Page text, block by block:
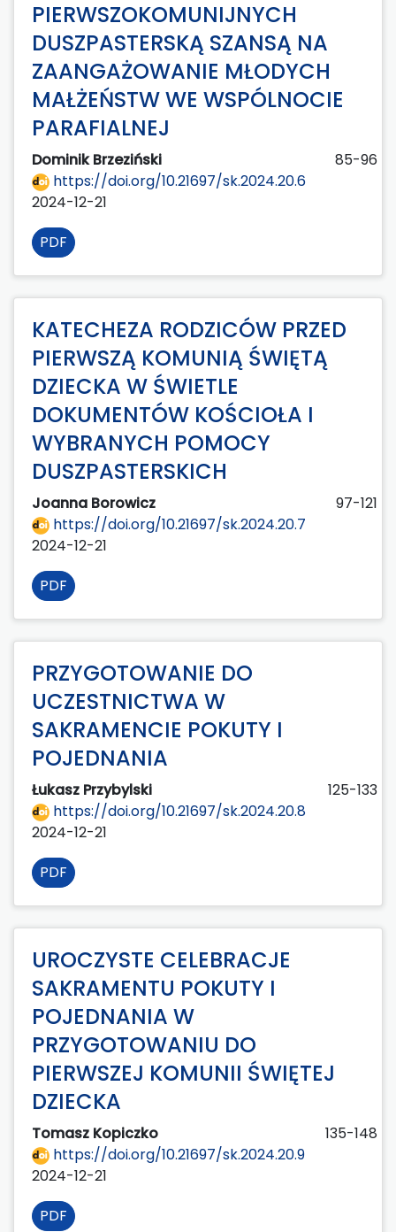
PIERWSZOKOMUNIJNYCH
DUSZPASTERSKĄ SZANSĄ NA
ZAANGAŻOWANIE MŁODYCH
MAŁŻEŃSTW WE WSPÓLNOCIE
PARAFIALNEJ
Dominik Brzeziński
85-96
https://doi.org/10.21697/sk.2024.20.6
2024-12-21
PDF
KATECHEZA RODZICÓW PRZED
PIERWSZĄ KOMUNIĄ ŚWIĘTĄ
DZIECKA W ŚWIETLE
DOKUMENTÓW KOŚCIOŁA I
WYBRANYCH POMOCY
DUSZPASTERSKICH
Joanna Borowicz
97-121
https://doi.org/10.21697/sk.2024.20.7
2024-12-21
PDF
PRZYGOTOWANIE DO
UCZESTNICTWA W
SAKRAMENCIE POKUTY I
POJEDNANIA
Łukasz Przybylski
125-133
https://doi.org/10.21697/sk.2024.20.8
2024-12-21
PDF
UROCZYSTE CELEBRACJE
SAKRAMENTU POKUTY I
POJEDNANIA W
PRZYGOTOWANIU DO
PIERWSZEJ KOMUNII ŚWIĘTEJ
DZIECKA
Tomasz Kopiczko
135-148
https://doi.org/10.21697/sk.2024.20.9
2024-12-21
PDF